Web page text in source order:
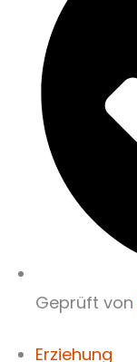
Geprüft von
Erziehung